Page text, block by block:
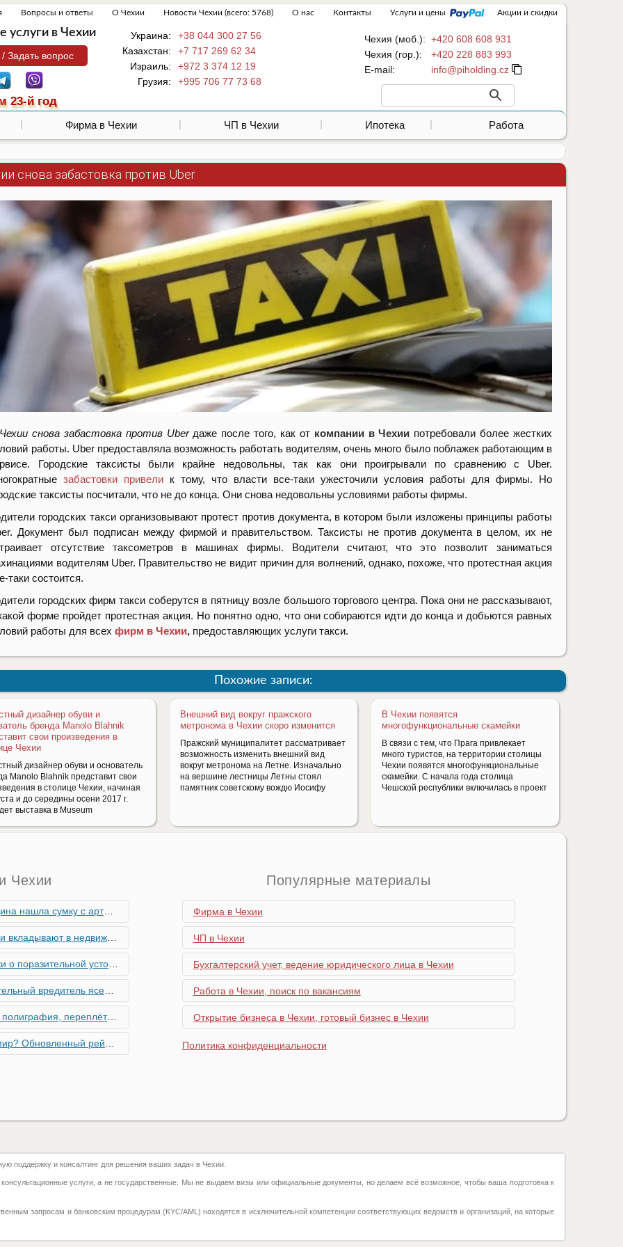
Вопросы и ответы О Чехии Новости Чехии (всего: 5768) О нас Контакты Услуги и цены Акции и скидки
Задать вопрос
23-й год
услуги в Чехии Чехия (моб.): +420 608 608 931
Чехия (гор.):
+420 228 883 993
Е-mail:
Украина:
+38 044 300 27 56
Казахстан:
+7 717 269 62 34
Израиль:
+972 3 374 12 19
Грузия:
+995 706 77 73 68
Фирма в Чехии ЧП в Чехии Ипотека Работа
снова забастовка против Uber
снова забастовка против Uberдаже после того, как от компании в Чехии потребовали более жестких
работы. Uber предоставляла возможность работать водителям, очень много было поблажек работающим в
Городские таксисты были крайне недовольны, так как они проигрывали по сравнению с Uber.
забастовки привели к тому, что власти все-таки ужесточили условия работы для фирмы. Но
таксисты посчитали, что не до конца. Они снова недовольны условиями работы фирмы.
городских такси организовывают протест против документа, в котором были изложены принципы работы
Документ был подписан между фирмой и правительством. Таксисты не против документа в целом, их не
отсутствие таксометров в машинах фирмы. Водители считают, что это позволит заниматься
водителям Uber. Правительство не видит причин для волнений, однако, похоже, что протестная акция
таки состоится.
городских фирм такси соберутся в пятницу возле большого торгового центра. Пока они не рассказывают,
форме пройдет протестная акция. Но понятно одно, что они собираются идти до конца и добьются равных
работы для всехфирм в Чехии, предоставляющих услуги такси.
Похожие записи:
дизайнер обуви и
бренда Manolo Blahnik
свои произведения в
Чехии
дизайнер обуви и основатель
Manolo Blahnik представит свои
в столице Чехии, начиная
и до середины осени 2017 г.
выставка в Museum
Внешний вид вокруг пражского
метронома в Чехии скоро изменится
Пражский муниципалитет рассматривает
возможность изменить внешний вид
вокруг метронома на Летне. Изначально
на вершине лестницы Летны стоял
памятник советскому вождю Иосифу
В Чехии появятся
многофункциональные скамейки
В связи с тем, что Прага привлекает
много туристов, на территории столицы
Чехии появятся многофункциональные
скамейки. С начала года столица
Чешской республики включилась в проект
Чехии
снарядами, остановив движение поездов
и почему меняются их предпочтения?
устойчивости экономики Чехии
к Чехии, необходима бдительность граждан
работы в Чехии - простая лицензия №14
глобальной мобильности 2026 года
Семей с Детьми через Пособия по Уходу
фуникулере
Популярные материалы
Фирма в Чехии
ЧП в Чехии
Бухгалтерский учет, ведение юридического лица в Чехии
Работа в Чехии, поиск по вакансиям
Открытие бизнеса в Чехии, готовый бизнес в Чехии
Политика конфиденциальности
поддержку и консалтинг для решения ваших задач в Чехии.
услуги, а не государственные. Мы не выдаем визы или официальные документы, но делаем всё возможное, чтобы ваша подготовка к
запросам и банковским процедурам (KYC/AML) находятся в исключительной компетенции соответствующих ведомств и организаций, на которые